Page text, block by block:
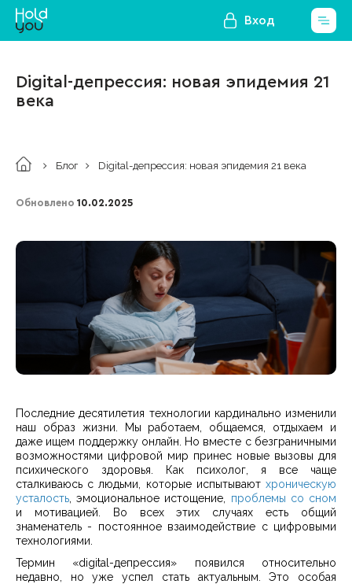
Вход
Digital-депрессия: новая эпидемия 21
века
Блог Digital-депрессия: новая эпидемия 21 века
Обновлено 10.02.2025
Последние десятилетия технологии кардинально изменили
наш образ жизни. Мы работаем, общаемся, отдыхаем и
даже ищем поддержку онлайн. Но вместе с безграничными
возможностями цифровой мир принес новые вызовы для
психического здоровья. Как психолог, я все чаще
сталкиваюсь с людьми, которые испытывают хроническую
усталость , эмоциональное истощение, проблемы со сном
и мотивацией. Во всех этих случаях есть общий
знаменатель - постоянное взаимодействие с цифровыми
технологиями.
Термин «digital-депрессия» появился относительно
недавно, но уже успел стать актуальным. Это особая